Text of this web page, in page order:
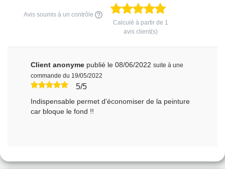
Avis soumis à un contrôle
Calculé à partir de 1
avis client(s)
Client anonyme publié le 08/06/2022 suite à une
commande du 19/05/2022
5/5
Indispensable permet d'économiser de la peinture
car bloque le fond !!